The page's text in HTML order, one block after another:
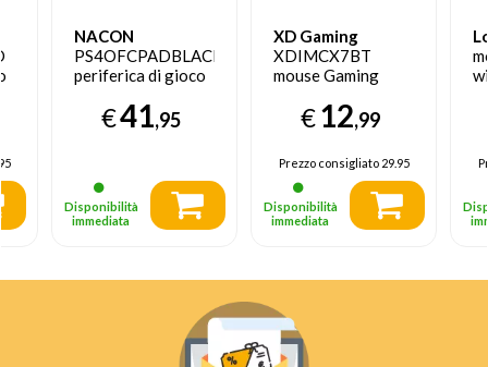
NACON
PS4OFCPADBLACK
periferica di gioco
Analogico/Digitale
PlayStation 4
€41,95
Disponibilità
immediata
XD Gaming
XDIMCX7BT
mouse Gaming
Bluetooth 3200
€12,99
Prezzo consigliato29.95
Disponibilità
immediata